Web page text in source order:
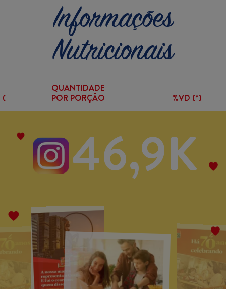
Informações
Nutricionais
(
QUANTIDADE
POR PORÇÃO
%VD (*)
46,9K